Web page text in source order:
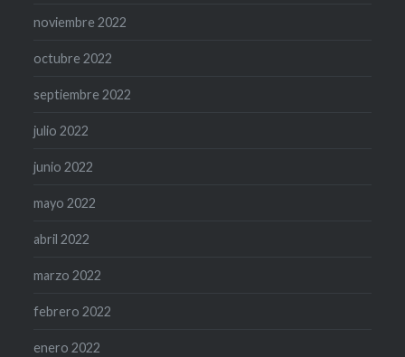
noviembre 2022
octubre 2022
septiembre 2022
julio 2022
junio 2022
mayo 2022
abril 2022
marzo 2022
febrero 2022
enero 2022